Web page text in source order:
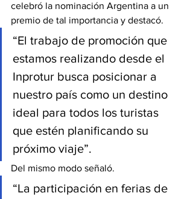
celebró la nominación Argentina a un
premio de tal importancia y destacó.
“El trabajo de promoción que
estamos realizando desde el
Inprotur busca posicionar a
nuestro país como un destino
ideal para todos los turistas
que estén planificando su
próximo viaje”.
Del mismo modo señaló.
“La participación en ferias de